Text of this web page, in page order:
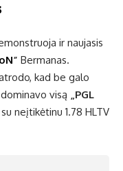
ir naujasis
” Bermanas.
kad be galo
visą
„PGL
neįtikėtinu 1.78 HLTV